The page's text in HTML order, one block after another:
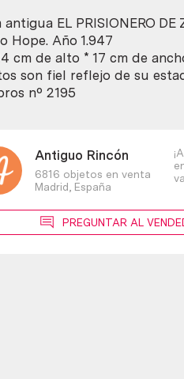
Zenda.
1.947
cantidad
antigua EL PRISIONERO DE
Hope. Año 1.947
cm de alto * 17 cm de
son fiel reflejo de su
nº 2195
Antiguo Rincón
6816 objetos en venta
Madrid, España
PREGUNTAR AL